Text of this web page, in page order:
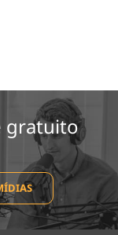
gratuito